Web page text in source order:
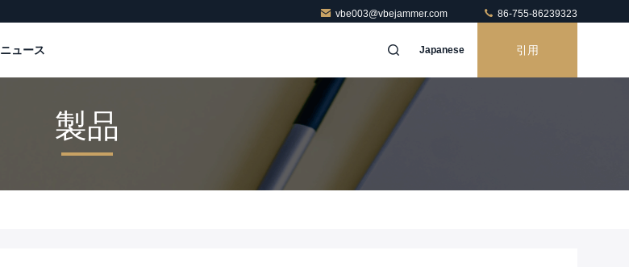
vbe003@vbejammer.com 86-755-86239323
ニュース Japanese 引用
製品